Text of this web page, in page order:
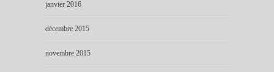
janvier 2016
décembre 2015
novembre 2015